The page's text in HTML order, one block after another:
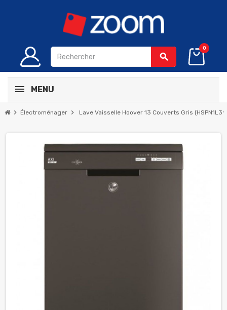
search
0
MENU
chevron_right Électroménager chevron_right Lave Vaisselle Hoover 13 Couverts Gris